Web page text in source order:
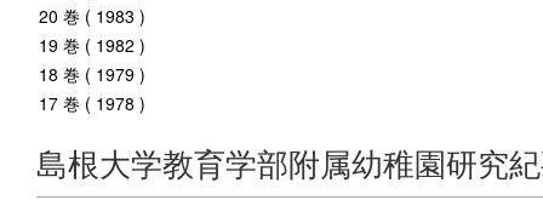
20 巻 ( 1983 )
19 巻 ( 1982 )
18 巻 ( 1979 )
17 巻 ( 1978 )
島根大学教育学部附属幼稚園研究